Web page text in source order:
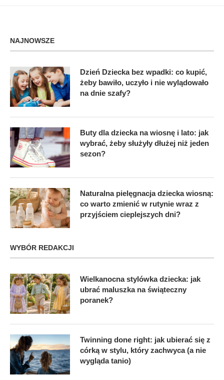
NAJNOWSZE
Dzień Dziecka bez wpadki: co kupić,
żeby bawiło, uczyło i nie wylądowało
na dnie szafy?
Buty dla dziecka na wiosnę i lato: jak
wybrać, żeby służyły dłużej niż jeden
sezon?
Naturalna pielęgnacja dziecka wiosną:
co warto zmienić w rutynie wraz z
przyjściem cieplejszych dni?
WYBÓR REDAKCJI
Wielkanocna stylówka dziecka: jak
ubrać maluszka na świąteczny
poranek?
Twinning done right: jak ubierać się z
córką w stylu, który zachwyca (a nie
wygląda tanio)